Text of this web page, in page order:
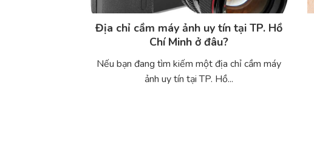
Địa chỉ cầm máy ảnh uy tín tại TP. Hồ
Chí Minh ở đâu?
Nếu bạn đang tìm kiếm một địa chỉ cầm máy
ảnh uy tín tại TP. Hồ...